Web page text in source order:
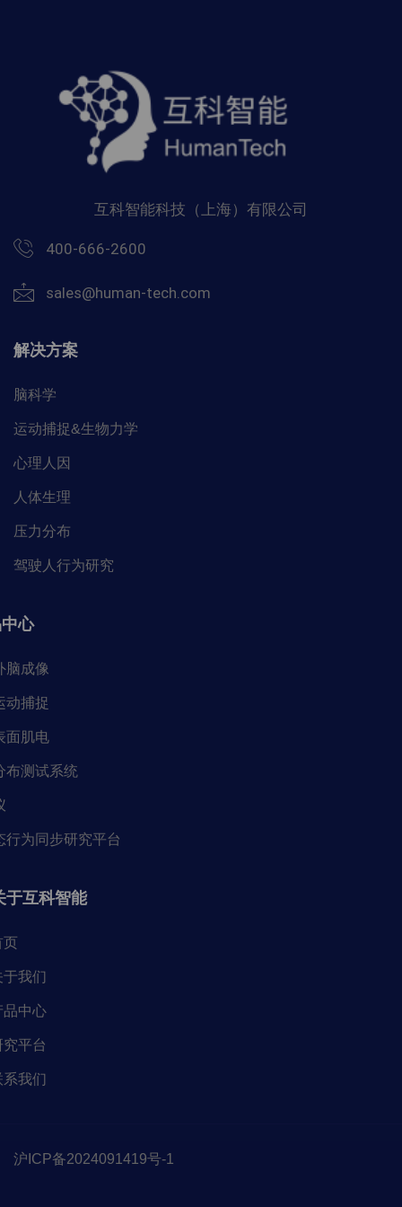
互科智能科技（上海）有限公司
400-666-2600
sales@human-tech.com
解决方案
脑科学
运动捕捉&生物力学
心理人因
人体生理
压力分布
驾驶人行为研究
心
脑成像
动捕捉
面肌电
布测试系统
行为同步研究平台
于互科智能
页
于我们
品中心
平台
系我们
沪ICP备2024091419号-1